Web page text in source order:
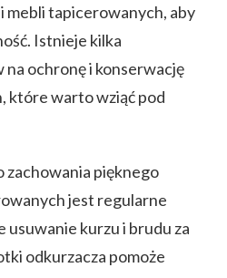
mebli tapicerowanych, aby
Istnieje kilka
na ochronę i konserwację
które warto wziąć pod
zachowania pięknego
jest regularne
usuwanie kurzu i brudu za
odkurzacza pomoże